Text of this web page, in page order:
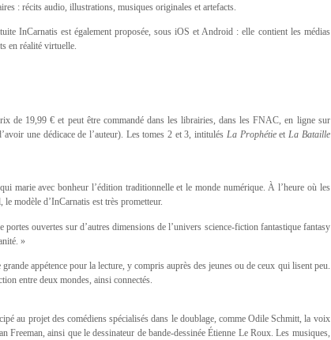
: récits audio, illustrations, musiques originales et artefacts.
InCarnatis est également proposée, sous iOS et Android : elle contient les médias
en réalité virtuelle.
de 19,99 € et peut être commandé dans les librairies, dans les FNAC, en ligne sur
une dédicace de l’auteur). Les tomes 2 et 3, intitulés La Prophétieet La Bataille
marie avec bonheur l’édition traditionnelle et le monde numérique. À l’heure où les
modèle d’InCarnatis est très prometteur.
ouvertes sur d’autres dimensions de l’univers science-fiction fantastique fantasy
»
appétence pour la lecture, y compris auprès des jeunes ou de ceux qui lisent peu.
entre deux mondes, ainsi connectés.
au projet des comédiens spécialisés dans le doublage, comme Odile Schmitt, la voix
ainsi que le dessinateur de bande-dessinée Étienne Le Roux. Les musiques,